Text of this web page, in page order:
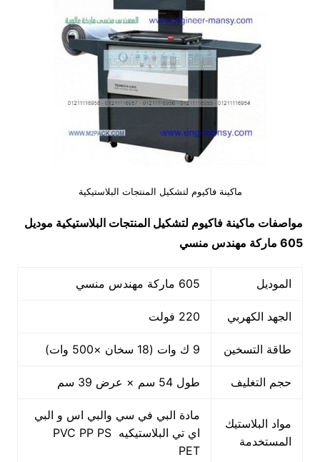
ماكينة فاكيوم لتشكيل المنتجات البلاستيكية
مواصفات ماكينة فاكيوم لتشكيل المنتجات البلاستيكية موديل
605 ماركة مهندس منسي
الموديل 605 ماركة مهندس منسي
الجهد الكهربي 220 فولت
طاقة التسخين 9 ك وات (18 سخان ×500 وات)
حجم التغليف طول 54 سم × عرض 39 سم
مواد البلاستيك
المستخدمة
مادة البي في سي والبي اس و البي
اي تي البلاستيكيه PVC PP PS
PET